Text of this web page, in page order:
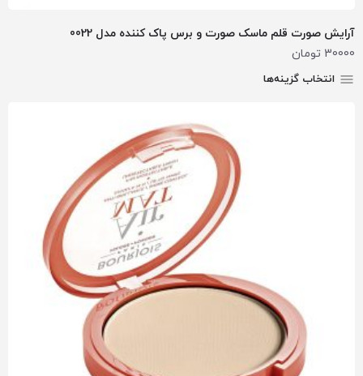
آرایش صورت قلم ماسک صورت و برس پاک کننده مدل 0022
30000 تومان
انتخاب گزینه‌ها